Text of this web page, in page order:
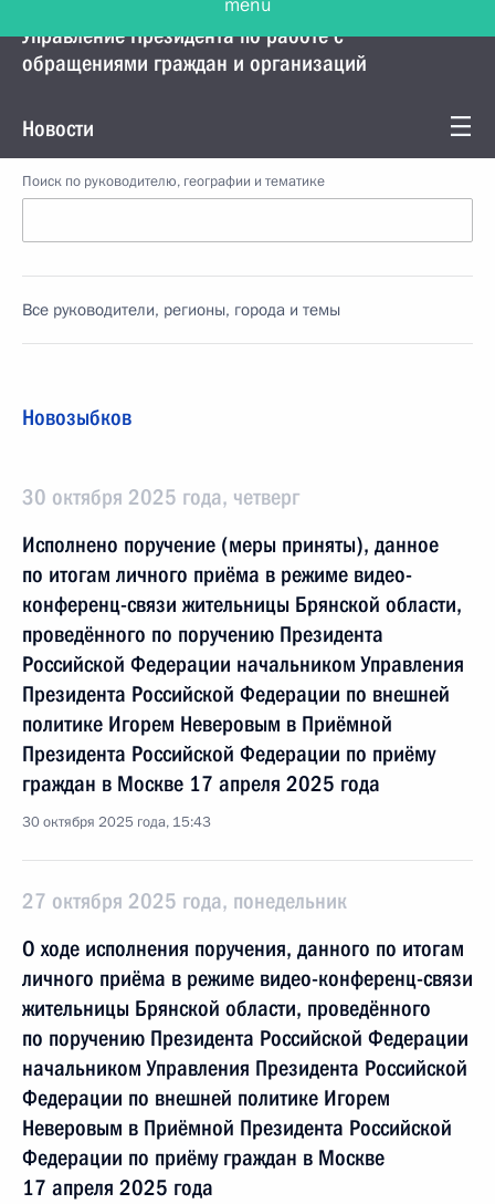
Управление Президента по работе с
обращениями граждан и организаций
Новости
Поиск по руководителю, географии и тематике
Все руководители, регионы, города и темы
Новозыбков
30 октября 2025 года, четверг
Исполнено поручение (меры приняты), данное
по итогам личного приёма в режиме видео-
конференц-связи жительницы Брянской области,
проведённого по поручению Президента
Российской Федерации начальником Управления
Президента Российской Федерации по внешней
политике Игорем Неверовым в Приёмной
Президента Российской Федерации по приёму
граждан в Москве 17 апреля 2025 года
30 октября 2025 года, 15:43
27 октября 2025 года, понедельник
О ходе исполнения поручения, данного по итогам
личного приёма в режиме видео-конференц-связи
жительницы Брянской области, проведённого
по поручению Президента Российской Федерации
начальником Управления Президента Российской
Федерации по внешней политике Игорем
Неверовым в Приёмной Президента Российской
Федерации по приёму граждан в Москве
17 апреля 2025 года